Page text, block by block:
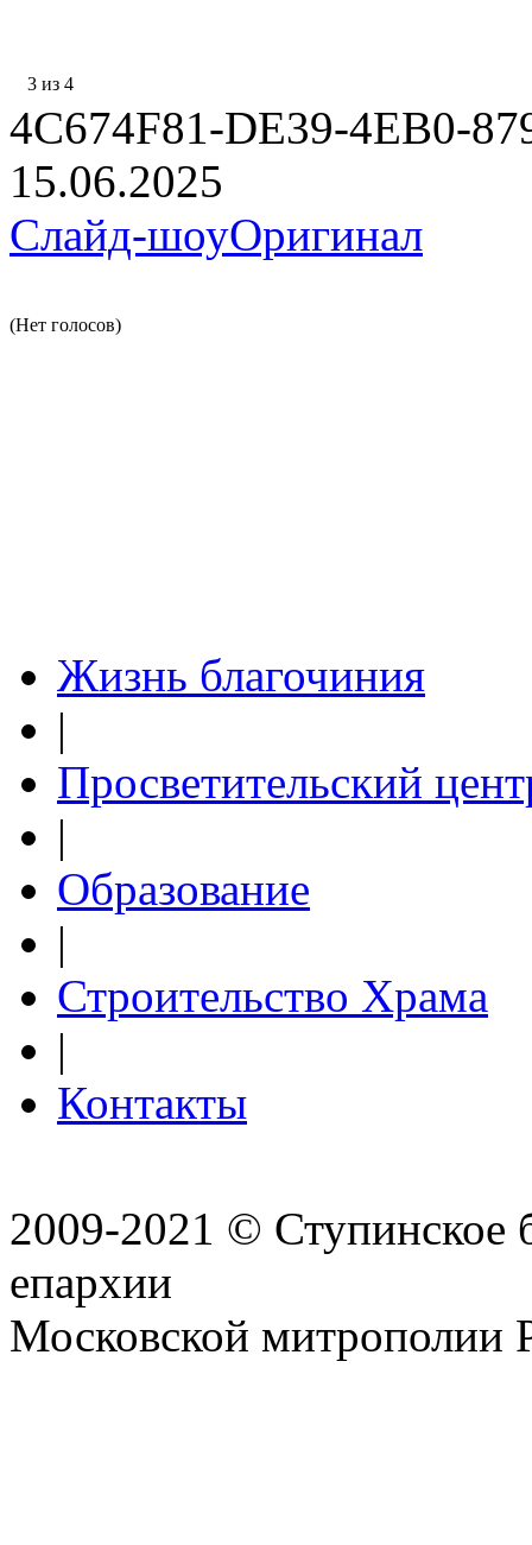
3 из 4
4C674F81-DE39-4EB0-
15.06.2025
Слайд-шоуОригинал
(Нет голосов)
Жизнь благочиния
|
Просветительский
|
Образование
|
Строительство Храма
|
Контакты
2009-2021 © Ступинское
епархии
Московской митрополии